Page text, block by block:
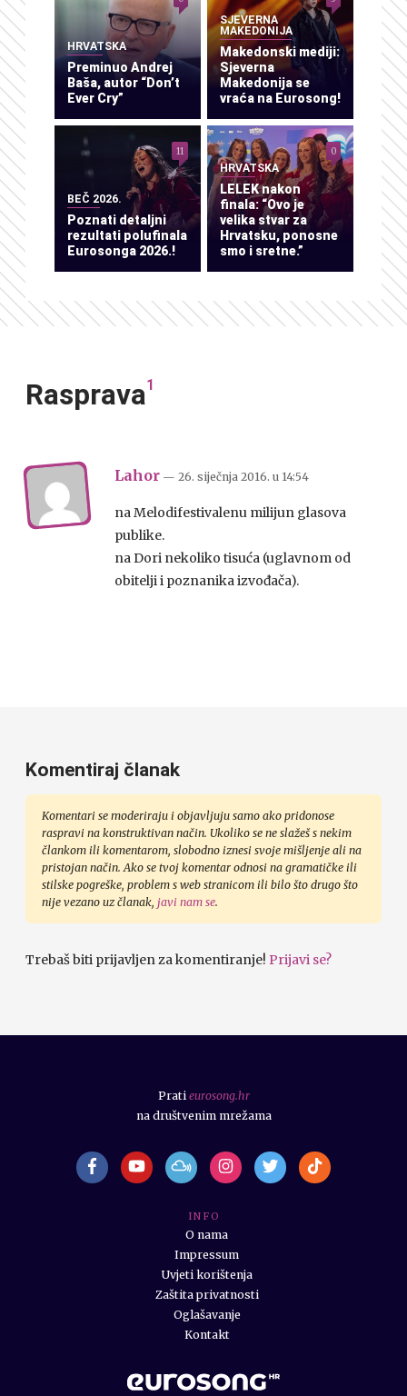
HRVATSKA
Preminuo Andrej
Baša, autor “Don’t
Ever Cry”
SJEVERNA
MAKEDONIJA
Makedonski mediji:
Sjeverna
Makedonija se
vraća na Eurosong!
BEČ 2026.
Poznati detaljni
rezultati polufinala
Eurosonga 2026.!
11
HRVATSKA
LELEK nakon
finala: “Ovo je
velika stvar za
Hrvatsku, ponosne
smo i sretne.”
0
Rasprava1
Lahor — 26. siječnja 2016. u 14:54
na Melodifestivalenu milijun glasova
publike.
na Dori nekoliko tisuća (uglavnom od
obitelji i poznanika izvođača).
Komentiraj članak
Komentari se moderiraju i objavljuju samo ako pridonose
raspravi na konstruktivan način. Ukoliko se ne slažeš s nekim
člankom ili komentarom, slobodno iznesi svoje mišljenje ali na
pristojan način. Ako se tvoj komentar odnosi na gramatičke ili
stilske pogreške, problem s web stranicom ili bilo što drugo što
nije vezano uz članak, javi nam se.
Trebaš biti prijavljen za komentiranje! Prijavi se?
I N F O
O nama
Impressum
Uvjeti korištenja
Zaštita privatnosti
Oglašavanje
Kontakt
Prati eurosong.hr
na društvenim mrežama